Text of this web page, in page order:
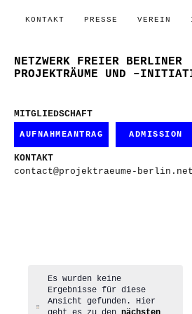
KONTAKT PRESSE VEREIN
NETZWERK FREIER BERLINER
PROJEKTRÄUME UND
MITGLIEDSCHAFT
AUFNAHMEANTRAG ADMISSION
KONTAKT
contact@projektraeume-berlin.net
Hinweis
Es wurden keine
Ergebnisse für diese
Ansicht gefunden. Hier